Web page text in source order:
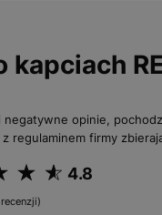
opinie,
regulaminem firmy
4.8